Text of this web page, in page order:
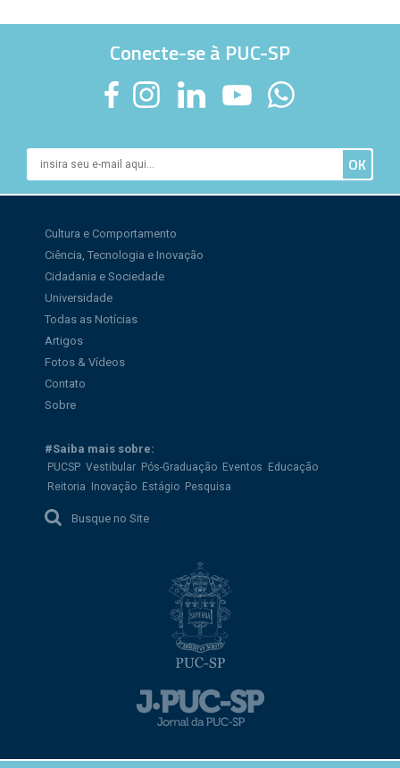
Conecte-se à PUC-SP
Cultura e Comportamento
Ciência, Tecnologia e Inovação
Cidadania e Sociedade
Universidade
Todas as Notícias
Artigos
Fotos & Vídeos
Contato
Sobre
#Saiba mais sobre:
PUCSP Vestibular Pós-Graduação Eventos
Educação
Reitoria
Inovação Estágio Pesquisa
Busque no Site